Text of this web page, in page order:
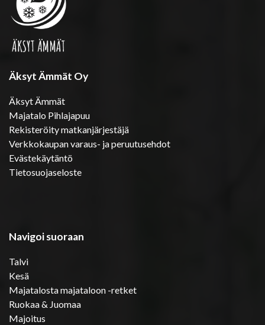
Äksyt Ämmät Oy
Äksyt Ämmät
Majatalo Pihlajapuu
Rekisteröity matkanjärjestäjä
Verkkokaupan varaus- ja peruutusehdot
Evästekäytäntö
Tietosuojaseloste
Navigoi suoraan
Talvi
Kesä
Majatalosta majataloon -retket
Ruokaa & Juomaa
Majoitus